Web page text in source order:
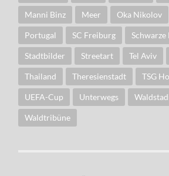
Manni Binz Meer Oka Nikolov
Portugal SC Freiburg
Stadtbilder Streetart Tel Aviv
Thailand Theresienstadt TSG
UEFA-Cup Unterwegs
Waldtribüne